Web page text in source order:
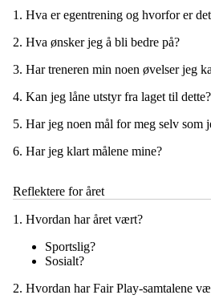
1. Hva er egentrening og hvorfor er
2. Hva ønsker jeg å bli bedre på?
3. Har treneren min noen øvelser jeg
4. Kan jeg låne utstyr fra laget til dette?
5. Har jeg noen mål for meg selv som
6. Har jeg klart målene mine?
Reflektere for året
1. Hvordan har året vært?
Sportslig?
Sosialt?
2. Hvordan har Fair Play-samtalene